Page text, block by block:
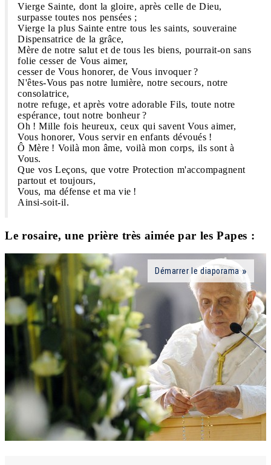
Vierge Sainte, dont la gloire, après celle de Dieu,
surpasse toutes nos pensées ;
Vierge la plus Sainte entre tous les saints, souveraine
Dispensatrice de la grâce,
Mère de notre salut et de tous les biens, pourrait-on sans
folie cesser de Vous aimer,
cesser de Vous honorer, de Vous invoquer ?
N'êtes-Vous pas notre lumière, notre secours, notre
consolatrice,
notre refuge, et après votre adorable Fils, toute notre
espérance, tout notre bonheur ?
Oh ! Mille fois heureux, ceux qui savent Vous aimer,
Vous honorer, Vous servir en enfants dévoués !
Ô Mère ! Voilà mon âme, voilà mon corps, ils sont à
Vous.
Que vos Leçons, que votre Protection m'accompagnent
partout et toujours,
Vous, ma défense et ma vie !
Ainsi-soit-il.
Le rosaire, une prière très aimée par les Papes :
Démarrer le diaporama